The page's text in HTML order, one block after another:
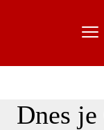
Dnes je